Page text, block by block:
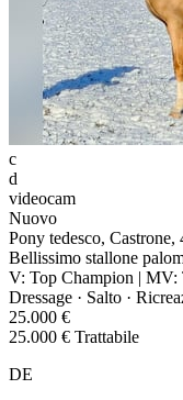
c
d
videocam
Nuovo
Pony tedesco,
Bellissimo stallone
V: Top Champion |
Dressage · Salto ·
25.000 €
25.000 € Trattabile
DE